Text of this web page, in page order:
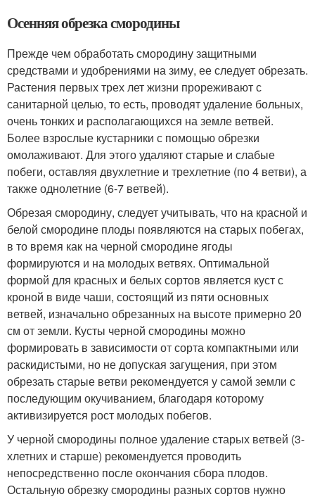
Осенняя обрезка смородины
Прежде чем обработать смородину защитными
средствами и удобрениями на зиму, ее следует обрезать.
Растения первых трех лет жизни прореживают с
санитарной целью, то есть, проводят удаление больных,
очень тонких и располагающихся на земле ветвей.
Более взрослые кустарники с помощью обрезки
омолаживают. Для этого удаляют старые и слабые
побеги, оставляя двухлетние и трехлетние (по 4 ветви), а
также однолетние (6-7 ветвей).
Обрезая смородину, следует учитывать, что на красной и
белой смородине плоды появляются на старых побегах,
в то время как на черной смородине ягоды
формируются и на молодых ветвях. Оптимальной
формой для красных и белых сортов является куст с
кроной в виде чаши, состоящий из пяти основных
ветвей, изначально обрезанных на высоте примерно 20
см от земли. Кусты черной смородины можно
формировать в зависимости от сорта компактными или
раскидистыми, но не допуская загущения, при этом
обрезать старые ветви рекомендуется у самой земли с
последующим окучиванием, благодаря которому
активизируется рост молодых побегов.
У черной смородины полное удаление старых ветвей (3-
хлетних и старше) рекомендуется проводить
непосредственно после окончания сбора плодов.
Остальную обрезку смородины разных сортов нужно